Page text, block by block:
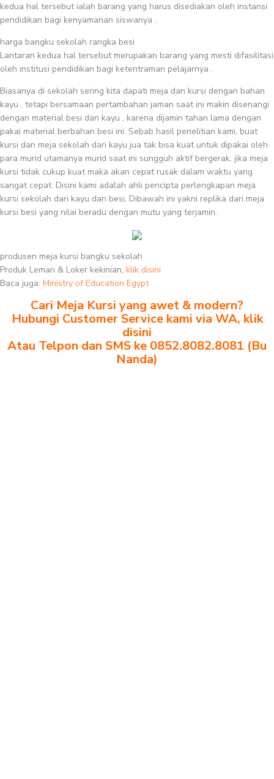
kedua hal tersebut ialah barang yang harus disediakan oleh instansi
pendidikan bagi kenyamanan siswanya .
harga bangku sekolah rangka besi
Lantaran kedua hal tersebut merupakan barang yang mesti difasilitasi
oleh institusi pendidikan bagi ketentraman pelajarnya .
Biasanya di sekolah sering kita dapati meja dan kursi dengan bahan
kayu , tetapi bersamaan pertambahan jaman saat ini makin disenangi
dengan material besi dan kayu , karena dijamin tahan lama dengan
pakai material berbahan besi ini. Sebab hasil penelitian kami, buat
kursi dan meja sekolah dari kayu jua tak bisa kuat untuk dipakai oleh
para murid utamanya murid saat ini sungguh aktif bergerak, jika meja
kursi tidak cukup kuat maka akan cepat rusak dalam waktu yang
sangat cepat. Disini kami adalah ahli pencipta perlengkapan meja
kursi sekolah dari kayu dan besi, Dibawah ini yakni replika dari meja
kursi besi yang nilai beradu dengan mutu yang terjamin.
produsen meja kursi bangku sekolah
Produk Lemari & Loker kekinian, klik disini
Baca juga: Ministry of Education Egypt
Cari Meja Kursi yang awet & modern?
Hubungi Customer Service kami via WA, klik
disini
Atau Telpon dan SMS ke 0852.8082.8081 (Bu
Nanda)